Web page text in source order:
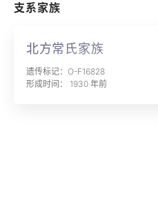
支系家族
北方常氏家族
遗传标记：O-F16828
形成时间： 1930 年前